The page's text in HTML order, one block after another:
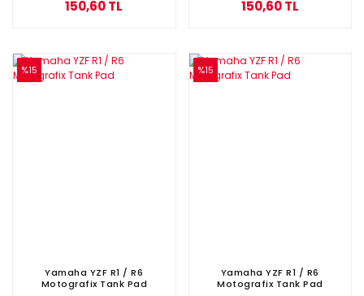
150,60 TL 150,60 TL
%15
Yamaha YZF R1 / R6
Motografix Tank Pad
%15
Yamaha YZF R1 / R6
Motografix Tank Pad